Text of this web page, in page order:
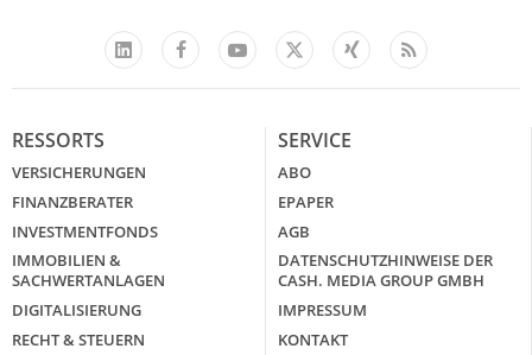
„Jung kauft Alt“ 2026: Neue Förderung
im Überblick – Tabelle mit
Kreditbeträgen und
Bitcoin im Wartemodus: Fed und
CLARITY Act geben die Richtung vor
mehr
LinkedIn
FacebookYouTube
X
Xing Feed
RESSORTS
VERSICHERUNGEN
FINANZBERATER
INVESTMENTFONDS
IMMOBILIEN &
SACHWERTANLAGEN
DIGITALISIERUNG
RECHT & STEUERN
SERVICE
ABO
EPAPER
AGB
DATENSCHUTZHINWEISE DER
CASH. MEDIA GROUP GMBH
IMPRESSUM
KONTAKT